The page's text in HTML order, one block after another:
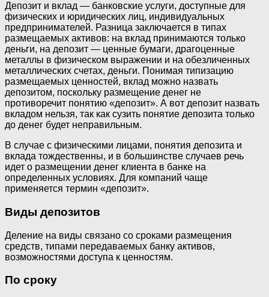
Депозит и вклад — банковские услуги, доступные для
физических и юридических лиц, индивидуальных
предпринимателей. Разница заключается в типах
размещаемых активов: на вклад принимаются только
деньги, на депозит — ценные бумаги, драгоценные
металлы в физическом выражении и на обезличенных
металлических счетах, деньги. Понимая типизацию
размещаемых ценностей, вклад можно назвать
депозитом, поскольку размещение денег не
противоречит понятию «депозит». А вот депозит назвать
вкладом нельзя, так как сузить понятие депозита только
до денег будет неправильным.
В случае с физическими лицами, понятия депозита и
вклада тождественны, и в большинстве случаев речь
идет о размещении денег клиента в банке на
определенных условиях. Для компаний чаще
применяется термин «депозит».
Виды депозитов
Деление на виды связано со сроками размещения
средств, типами передаваемых банку активов,
возможностями доступа к ценностям.
По сроку